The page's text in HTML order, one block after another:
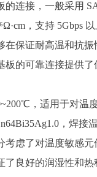
的连接， 一般采用
，支持 5Gbps
在保证耐高温和抗
的可靠连接提供了
℃，适用于对温
，焊接
考虑了对温度敏感
了良好的润湿性和